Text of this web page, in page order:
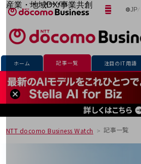
産業・地域DX/事業共創
OPEN HUB for Plural Futures
自律・分散・協調型社会の実現を目指し、
「社会可能性」を探究・実装する事業共創エコ
OPEN HUB for Plural Futuresとは
イベント/ウェビナー
記事コンテンツ
プレイヤー(カタリスト/パートナー企業)
事例
Smart World
産業・地域DXプラットフォーマーとして
企業と地域が持続成長する社会を目指します
Smart City
Smart Education
JP
サイト内検索
開く
メニュー
開く
フリーワードを入力して探す
フリーワードでNTTドコモビジネスの
ホーム 記事一覧 注目のIT用語
NTT docomo Business Watch 記事一覧